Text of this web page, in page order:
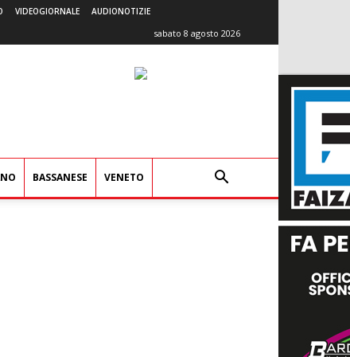
VIDEOGIORNALE AUDIONOTIZIE
sabato 8 agosto 2026
BASSANESE VENETO